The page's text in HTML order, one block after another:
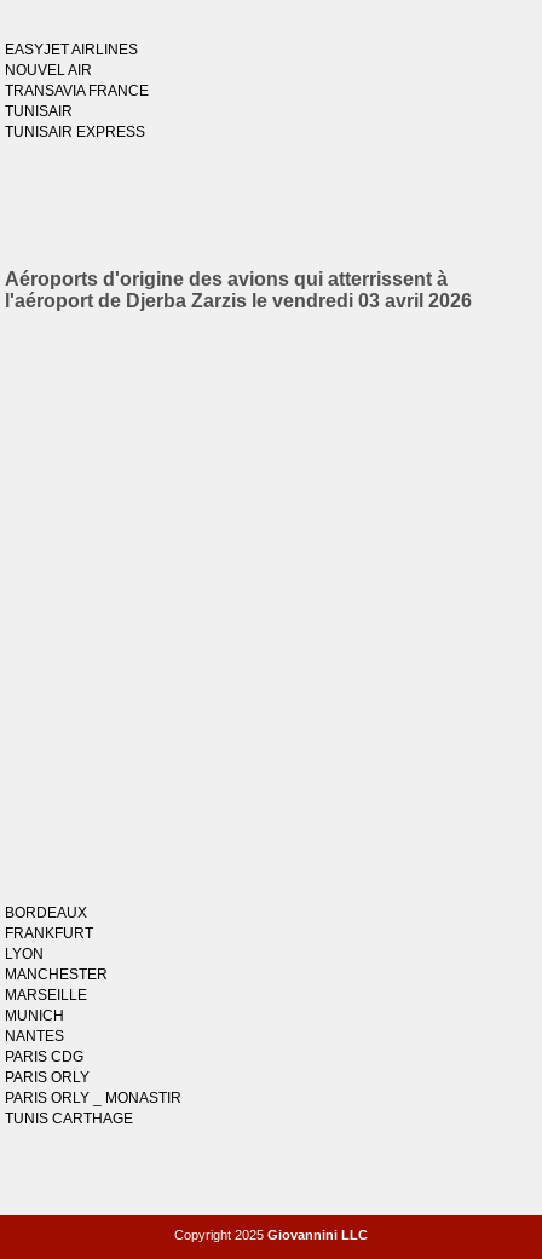
EASYJET AIRLINES
NOUVEL AIR
TRANSAVIA FRANCE
TUNISAIR
TUNISAIR EXPRESS
Aéroports d'origine des avions qui atterrissent à
l'aéroport de Djerba Zarzis le vendredi 03 avril 2026
BORDEAUX
FRANKFURT
LYON
MANCHESTER
MARSEILLE
MUNICH
NANTES
PARIS CDG
PARIS ORLY
PARIS ORLY _ MONASTIR
TUNIS CARTHAGE
Copyright 2025 Giovannini LLC